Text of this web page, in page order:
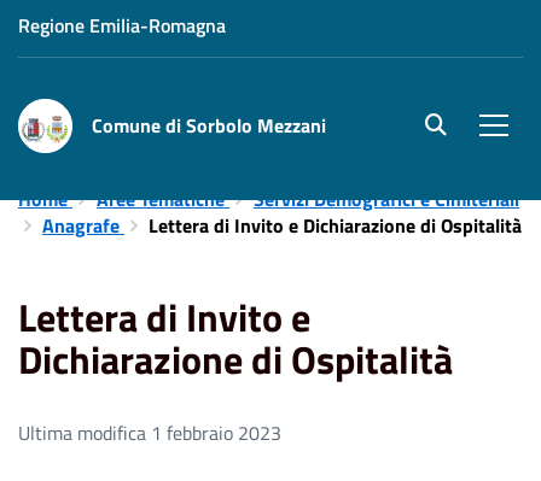
Regione Emilia-Romagna
Comune di Sorbolo Mezzani site.searc
Home Aree Tematiche
Servizi Demografici e Cimiteriali
Anagrafe
Lettera di Invito e Dichiarazione di Ospitalità
Lettera di Invito e
Dichiarazione di Ospitalità
Ultima modifica 1 febbraio 2023